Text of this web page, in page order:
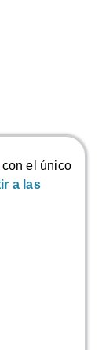
con el único
a las